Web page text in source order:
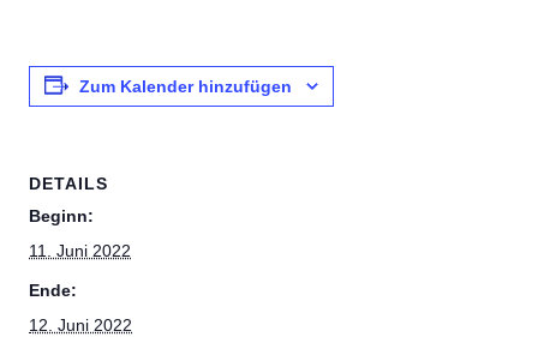
Zum Kalender hinzufügen
DETAILS
Beginn:
11. Juni 2022
Ende:
12. Juni 2022